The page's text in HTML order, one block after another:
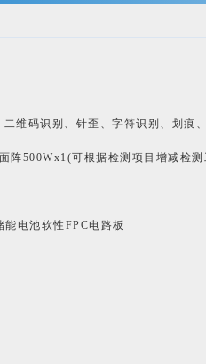
维码识 别、针歪、字符识别、划痕
阵500Wx1 (可根据检测项目增减检
能电池软性 FPC电路板